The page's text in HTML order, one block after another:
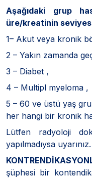
Aşağıdaki grup
üre/kreatinin
1– Akut veya kronik
2 – Yakın zamanda
3 – Diabet ,
4 – Multipl myeloma ,
5 – 60 ve üstü yaş
her hangi bir kronik
Lütfen radyoloji
yapılmadıysa uyarınız.
şüphesi bir